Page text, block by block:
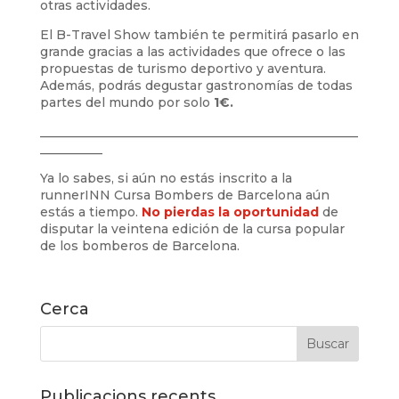
otras actividades.
El B-Travel Show también te permitirá pasarlo en
grande gracias a las actividades que ofrece o las
propuestas de turismo deportivo y aventura.
Además, podrás degustar gastronomías de todas
partes del mundo por solo 1€.
Ya lo sabes, si aún no estás inscrito a la
runnerINN Cursa Bombers de Barcelona aún
estás a tiempo. No pierdas la oportunidad de
disputar la veintena edición de la cursa popular
de los bomberos de Barcelona.
Cerca